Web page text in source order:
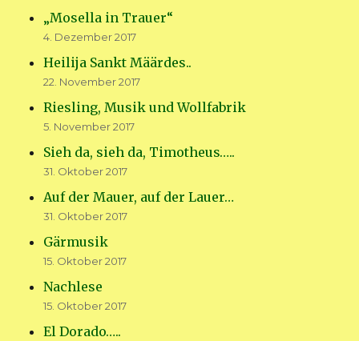
„Mosella in Trauer“
4. Dezember 2017
Heilija Sankt Määrdes..
22. November 2017
Riesling, Musik und Wollfabrik
5. November 2017
Sieh da, sieh da, Timotheus…..
31. Oktober 2017
Auf der Mauer, auf der Lauer…
31. Oktober 2017
Gärmusik
15. Oktober 2017
Nachlese
15. Oktober 2017
El Dorado…..